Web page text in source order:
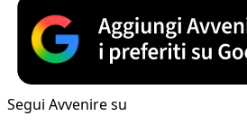
Segui Avvenire su